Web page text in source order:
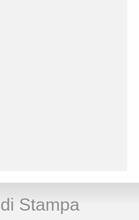
Stampa